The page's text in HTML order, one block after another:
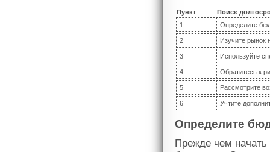
Пункт
Поиск
1
Определите
2 Изучите рынок
3 Используйте
4 Обратитесь к
5 Рассмотрите
6 Учтите
Определите
Прежде чем начать